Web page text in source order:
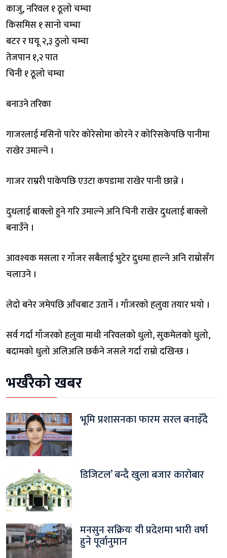
काजु, नरिवल १ ठूलो चम्चा
किसमिस १ सानो चम्चा
बटर र घयू २,३ ठुलो चम्चा
तेजपान १,२ पात
चिनी १ ठूलो चम्चा
बनाउने तरिका
गाजरलाई मसिनो पारेर कोरेसोमा कोरने र कोरिसकेपछि पानीमा
राखेर उमाल्ने ।
गाजर राम्ररी पाकेपछि एउटा कपडामा राखेर पानी छान्ने ।
दुधलाई बाक्लो हुने गरि उमाल्ने अनि चिनी राखेर दुधलाई बाक्लो
बनाउँने ।
आवश्यक मसला र गाँजर सबैलाई भुटेर दुधमा हाल्ने अनि राम्रोसँग
चलाउने ।
लेदो बनेर जमेपछि आँचबाट उतार्ने । गाँजरको हलुवा तयार भयो ।
सर्व गर्दा गाँजरको हलुवा माथी नरिवलको धुलो, सुकमेलको धुलो,
बदामको धुलो अलिअलि छर्कने जसले गर्दा राम्रो दखिन्छ ।
भर्खरैको खबर
भूमि प्रशासनका फारम सरल बनाइँदै
डिजिटल’ बन्दै खुला बजार कारोबार
मनसुन सक्रियः यी प्रदेशमा भारी वर्षा
हुने पूर्वानुमान